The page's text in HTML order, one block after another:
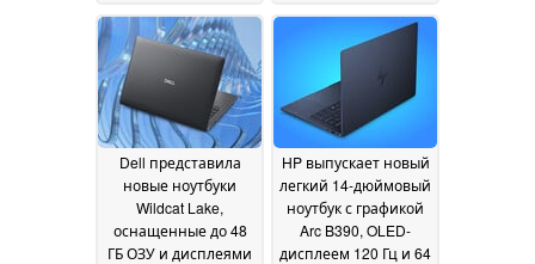
May 2026
29 May 2026
Dell представила
новые ноутбуки
Wildcat Lake,
оснащенные до 48
ГБ ОЗУ и дисплеями
HP выпускает новый
легкий 14-дюймовый
ноутбук с графикой
Arc B390, OLED-
дисплеем 120 Гц и 64